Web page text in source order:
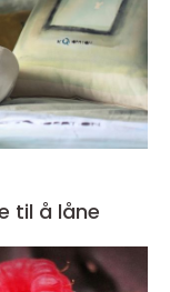
til å låne